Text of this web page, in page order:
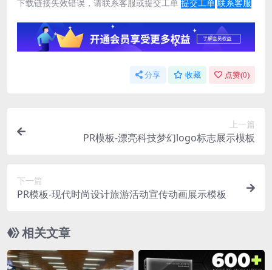
下载链接失效错误，请联系客服或提交工单 提交工单 联系客服
分享 收藏 点赞(0)
上一篇
PR模板-漂亮科技梦幻logo标志展示模板
下一篇
PR模板-现代时尚设计旅游活动宣传动画展示模板
相关文章